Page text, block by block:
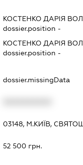
КОСТЕНКО ДАРІЯ
dossier.position -
КОСТЕНКО ДАРІЯ
dossier.position -
dossier.missingData
03148, М.КИЇВ,
52 500 грн.